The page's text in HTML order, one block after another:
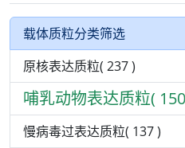
载体质粒分类筛选
原核表达质粒( 237 )
哺乳动物表达质粒(
慢病毒过表达质粒( 137 )